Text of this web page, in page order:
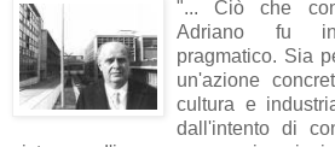
"... Ciò che
Adriano fu
pragmatico. Sia
un'azione
cultura e
dall'intento di